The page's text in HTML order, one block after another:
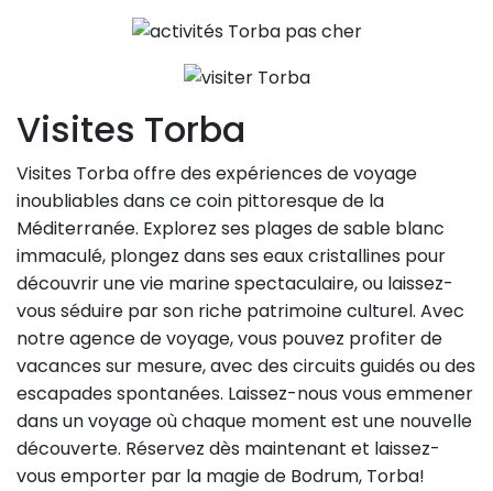
Visites Torba
Visites Torba offre des expériences de voyage
inoubliables dans ce coin pittoresque de la
Méditerranée. Explorez ses plages de sable blanc
immaculé, plongez dans ses eaux cristallines pour
découvrir une vie marine spectaculaire, ou laissez-
vous séduire par son riche patrimoine culturel. Avec
notre agence de voyage, vous pouvez profiter de
vacances sur mesure, avec des circuits guidés ou des
escapades spontanées. Laissez-nous vous emmener
dans un voyage où chaque moment est une nouvelle
découverte. Réservez dès maintenant et laissez-
vous emporter par la magie de Bodrum, Torba!